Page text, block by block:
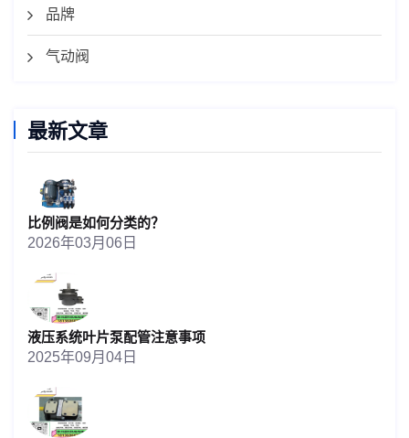
品牌
气动阀
最新文章
比例阀是如何分类的？
2026年03月06日
液压系统叶片泵配管注意事项
2025年09月04日